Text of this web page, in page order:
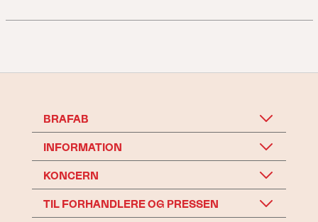
BRAFAB
INFORMATION
KONCERN
TIL FORHANDLERE OG PRESSEN